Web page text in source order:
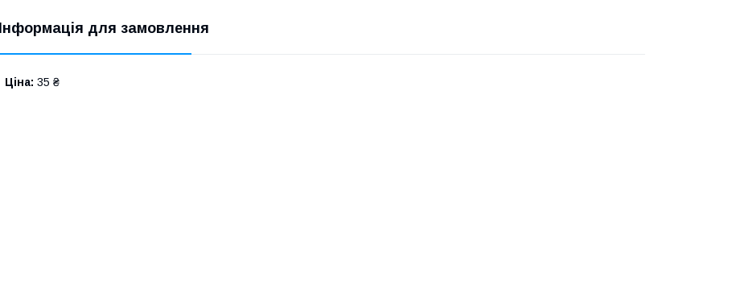
Інформація для замовлення
Ціна: 35 ₴